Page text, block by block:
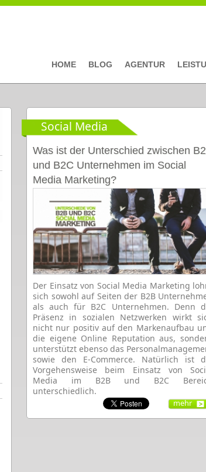
HOME BLOG AGENTUR
Social Media
Was ist der Unterschied zwischen
und B2C Unternehmen im Social
Media Marketing?
Der Einsatz von Social Media Marketing
sich sowohl auf Seiten der B2B
als auch für B2C Unternehmen. Denn
Präsenz in sozialen Netzwerken wirkt
nicht nur positiv auf den Markenaufbau
die eigene Online Reputation aus,
unterstützt ebenso das
sowie den E-Commerce. Natürlich ist
Vorgehensweise beim Einsatz von
Media im B2B und B2C
unterschiedlich.
mehr